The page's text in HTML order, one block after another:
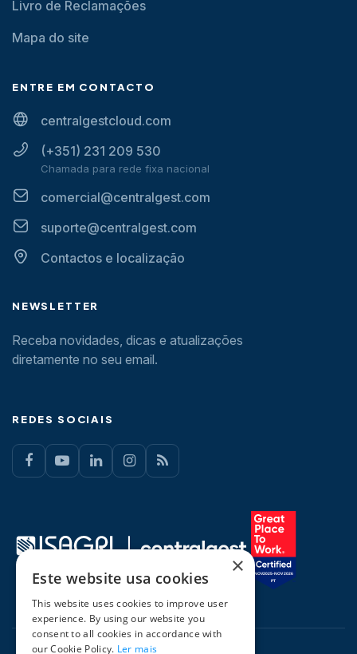
Livro de Reclamações
Mapa do site
ENTRE EM CONTACTO
centralgestcloud.com
(+351) 231 209 530
Chamada para rede fixa nacional
comercial@centralgest.com
suporte@centralgest.com
Contactos e localização
NEWSLETTER
Receba novidades, dicas e atualizações
diretamente no seu email.
REDES SOCIAIS
×
Este website usa cookies
This website uses cookies to improve user
experience. By using our website you
consent to all cookies in accordance with
our Cookie Policy. Ler mais